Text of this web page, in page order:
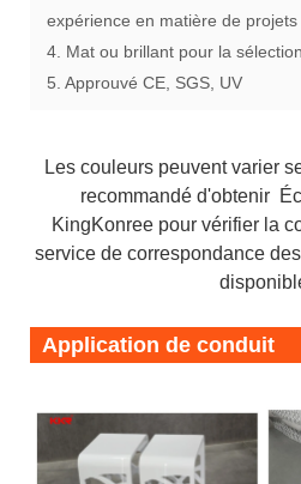
expérience en matière de
4. Mat ou brillant pour la sélection
5. Approuvé CE, SGS, UV
Les couleurs peuvent varier
recommandé d'obtenir
KingKonree pour vérifier la
service de correspondance
Application de conduit